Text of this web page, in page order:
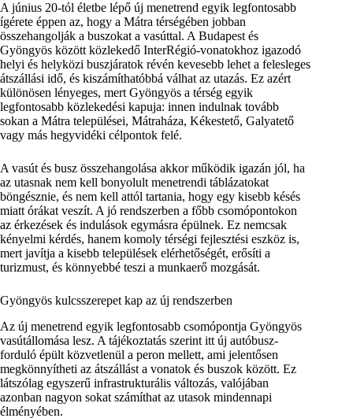
A június 20-tól életbe lépő új menetrend egyik legfontosabb
ígérete éppen az, hogy a Mátra térségében jobban
összehangolják a buszokat a vasúttal. A Budapest és
Gyöngyös között közlekedő InterRégió-vonatokhoz igazodó
helyi és helyközi buszjáratok révén kevesebb lehet a felesleges
átszállási idő, és kiszámíthatóbbá válhat az utazás. Ez azért
különösen lényeges, mert Gyöngyös a térség egyik
legfontosabb közlekedési kapuja: innen indulnak tovább
sokan a Mátra települései, Mátraháza, Kékestető, Galyatető
vagy más hegyvidéki célpontok felé.
A vasút és busz összehangolása akkor működik igazán jól, ha
az utasnak nem kell bonyolult menetrendi táblázatokat
böngésznie, és nem kell attól tartania, hogy egy kisebb késés
miatt órákat veszít. A jó rendszerben a főbb csomópontokon
az érkezések és indulások egymásra épülnek. Ez nemcsak
kényelmi kérdés, hanem komoly térségi fejlesztési eszköz is,
mert javítja a kisebb települések elérhetőségét, erősíti a
turizmust, és könnyebbé teszi a munkaerő mozgását.
Gyöngyös kulcsszerepet kap az új rendszerben
Az új menetrend egyik legfontosabb csomópontja Gyöngyös
vasútállomása lesz. A tájékoztatás szerint itt új autóbusz-
forduló épült közvetlenül a peron mellett, ami jelentősen
megkönnyítheti az átszállást a vonatok és buszok között. Ez
látszólag egyszerű infrastrukturális változás, valójában
azonban nagyon sokat számíthat az utasok mindennapi
élményében.